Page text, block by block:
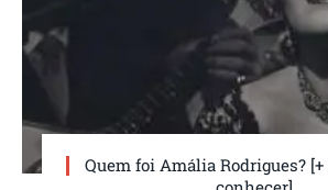
Quem foi Amália Rodrigues?